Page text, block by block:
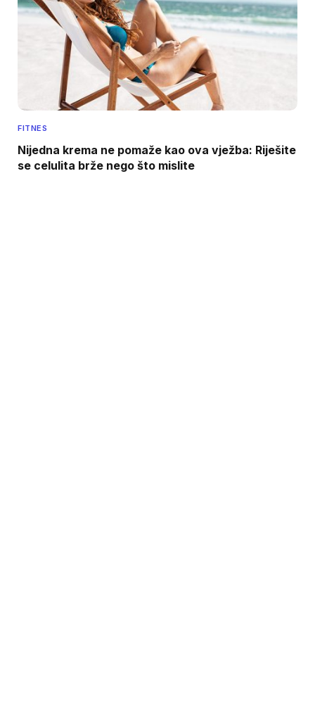
FITNES
Nijedna krema ne pomaže kao ova vježba: Riješite
se celulita brže nego što mislite